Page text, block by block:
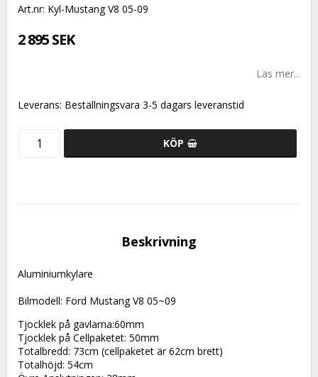
Art.nr: Kyl-Mustang V8 05-09
2 895 SEK
Läs mer...
Leverans: Beställningsvara 3-5 dagars leveranstid
KÖP
Beskrivning
Aluminiumkylare
Bilmodell: Ford Mustang V8 05~09
Tjocklek på gavlarna:60mm
Tjocklek på Cellpaketet: 50mm
Totalbredd: 73cm (cellpaketet är 62cm brett)
Totalhöjd: 54cm